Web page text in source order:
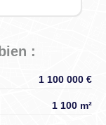
:
1 100 000 €
1 100 m²